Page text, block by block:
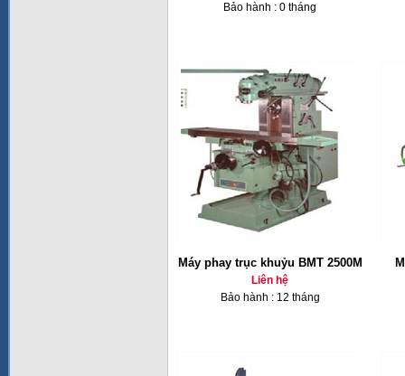
Bảo hành : 0 tháng
Máy phay trục khuỷu BMT 2500M
Liên hệ
Bảo hành : 12 tháng